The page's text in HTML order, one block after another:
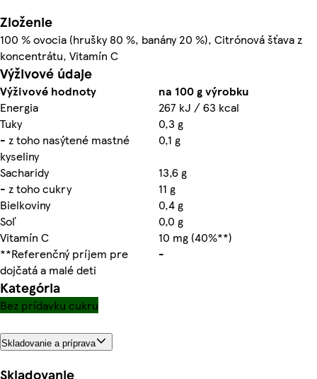
Zloženie
100 % ovocia (hrušky 80 %, banány 20 %), Citrónová šťava z
koncentrátu, Vitamín C
Výživové údaje
Výživové hodnoty
na 100 g výrobku
Energia
267 kJ / 63 kcal
Tuky
0,3 g
- z toho nasýtené mastné
kyseliny
0,1 g
Sacharidy
13,6 g
- z toho cukry
11 g
Bielkoviny
0,4 g
Soľ
0,0 g
Vitamín C
10 mg (40%**)
**Referenčný príjem pre
dojčatá a malé deti
-
Kategória
Bez prídavku cukru
Skladovanie a príprava
Skladovanie